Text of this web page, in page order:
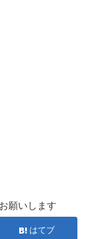
願いします
はてブ